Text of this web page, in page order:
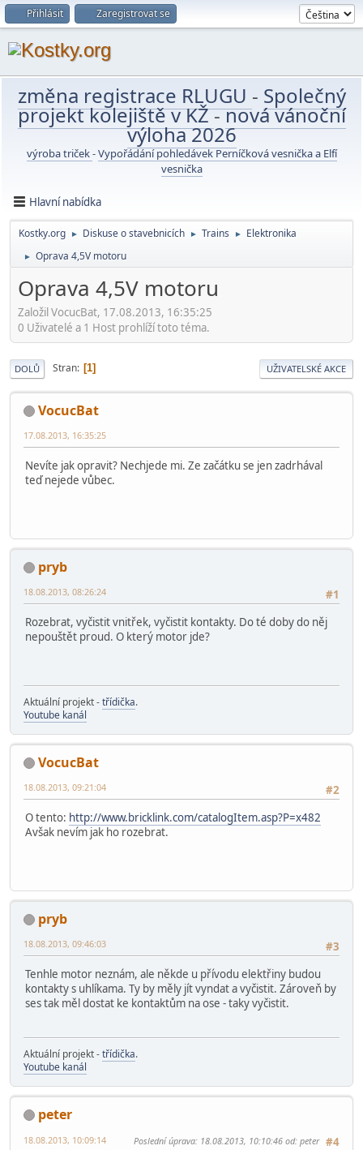
Přihlásit Zaregistrovat se
změna registrace RLUGU - Společný
projekt kolejiště v KŽ-nová vánoční
výloha 2026
výroba triček-Vypořádání pohledávek Perníčková vesnička a Elfí
vesnička
Hlavní nabídka
Kostky.org ► Diskuse o stavebnicích ► Trains ► Elektronika
► Oprava 4,5V motoru
Oprava 4,5V motoru
Založil VocucBat, 17.08.2013, 16:35:25
0 Uživatelé a 1 Host prohlíží toto téma.
DOLŮ Stran 1 UŽIVATELSKÉ AKCE
VocucBat
17.08.2013, 16:35:25
Nevíte jak opravit? Nechjede mi. Ze začátku se jen zadrhával
teď nejede vůbec.
pryb
#1
18.08.2013, 08:26:24
Rozebrat, vyčistit vnitřek, vyčistit kontakty. Do té doby do něj
nepouštět proud. O který motor jde?
Aktuální projekt -třídička.
Youtube kanál
VocucBat
#2
18.08.2013, 09:21:04
O tento: http://www.bricklink.com/catalogItem.asp?P=x482
Avšak nevím jak ho rozebrat.
pryb
#3
18.08.2013, 09:46:03
Tenhle motor neznám, ale někde u přívodu elektřiny budou
kontakty s uhlíkama. Ty by měly jít vyndat a vyčistit. Zároveň by
ses tak měl dostat ke kontaktům na ose - taky vyčistit.
Aktuální projekt -třídička.
Youtube kanál
peter
#4
18.08.2013, 10:09:14 Poslední úprava: 18.08.2013, 10:10:46 od: peter